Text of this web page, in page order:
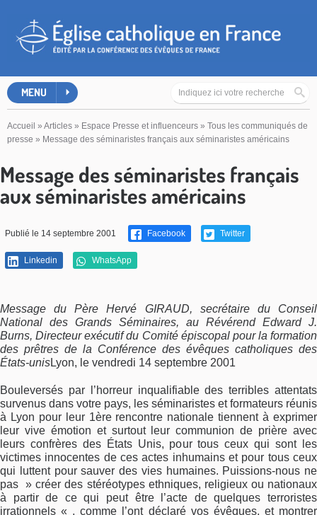
MENU
Accueil » Articles » Espace Presse et influenceurs » Tous les communiqués de
presse » Message des séminaristes français aux séminaristes américains
Message des séminaristes français
aux séminaristes américains
Publié le 14 septembre 2001 Facebook Twitter
Linkedin WhatsApp
Message du Père Hervé GIRAUD, secrétaire du Conseil
National des Grands Séminaires, au Révérend Edward J.
Burns, Directeur exécutif du Comité épiscopal pour la formation
des prêtres de la Conférence des évêques catholiques des
États-unisLyon, le vendredi 14 septembre 2001
Bouleversés par l’horreur inqualifiable des terribles attentats
survenus dans votre pays, les séminaristes et formateurs réunis
à Lyon pour leur 1ère rencontre nationale tiennent à exprimer
leur vive émotion et surtout leur communion de prière avec
leurs confrères des États Unis, pour tous ceux qui sont les
victimes innocentes de ces actes inhumains et pour tous ceux
qui luttent pour sauver des vies humaines. Puissions-nous ne
pas » créer des stéréotypes ethniques, religieux ou nationaux
à partir de ce qui peut être l’acte de quelques terroristes
irrationnels « , comme l’ont déclaré vos évêques, et montrer